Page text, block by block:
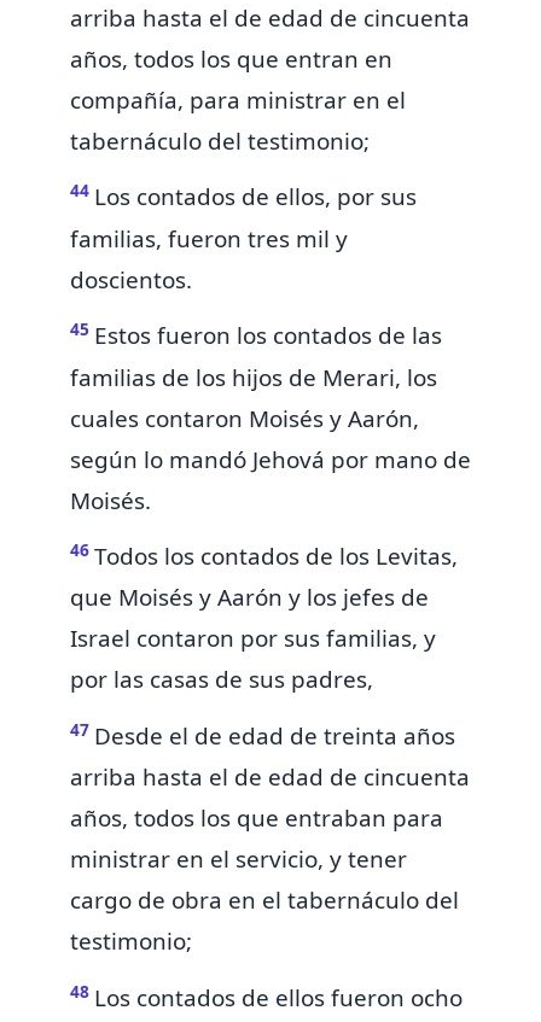
arriba hasta el de edad de cincuenta
años, todos los que entran en
compañía, para ministrar en el
tabernáculo del testimonio;
44 Los contados de ellos, por sus
familias, fueron tres mil y
doscientos.
45 Estos fueron los contados de las
familias de los hijos de Merari, los
cuales contaron Moisés y Aarón,
según lo mandó Jehová por mano de
Moisés.
46 Todos los contados de los Levitas,
que Moisés y Aarón y los jefes de
Israel contaron por sus familias, y
por las casas de sus padres,
47 Desde el de edad de treinta años
arriba hasta el de edad de cincuenta
años, todos los que entraban para
ministrar en el servicio, y tener
cargo de obra en el tabernáculo del
testimonio;
48 Los contados de ellos fueron ocho